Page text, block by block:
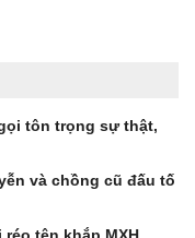
tôn trọng sự thật,
và chồng cũ đấu tố
tên khắp MXH